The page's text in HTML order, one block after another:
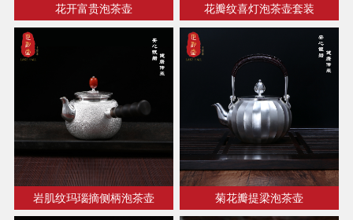
花开富贵泡茶壶 花瓣纹喜灯泡茶壶套装
岩肌纹玛瑙摘侧柄泡茶壶 菊花瓣提梁泡茶壶